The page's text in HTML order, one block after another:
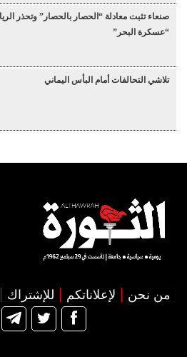
صنعاء تثبت معادلة “الحصار بالحصار” وتحذر
“عسكرة البحر”
تلاشي التحالفات أمام البأس اليماني
من نحن لإعلاناتكم للإشتراك